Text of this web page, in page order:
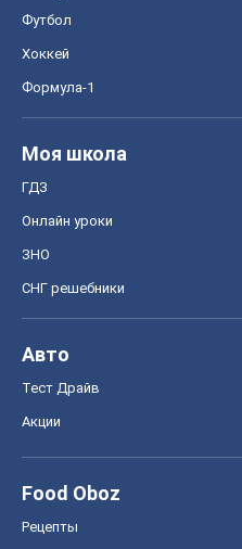
Футбол
Хоккей
Формула-1
Моя школа
ГДЗ
Онлайн уроки
ЗНО
СНГ решебники
Авто
Тест Драйв
Акции
Food Oboz
Рецепты